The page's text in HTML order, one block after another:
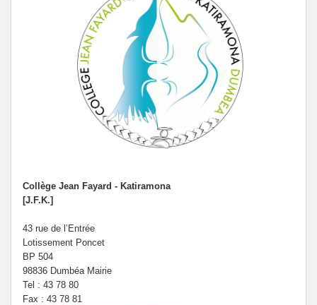
Collège Jean Fayard - Katiramona
[J.F.K.]
43 rue de l’Entrée
Lotissement Poncet
BP 504
98836 Dumbéa Mairie
Tel : 43 78 80
Fax : 43 78 81